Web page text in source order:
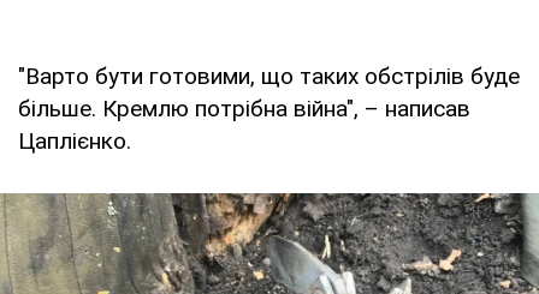
"Варто бути готовими, що таких обстрілів буде
більше. Кремлю потрібна війна", – написав
Цаплієнко.